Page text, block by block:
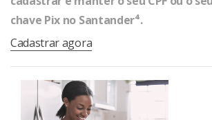
chave Pix no Santander⁴.
Cadastrar agora